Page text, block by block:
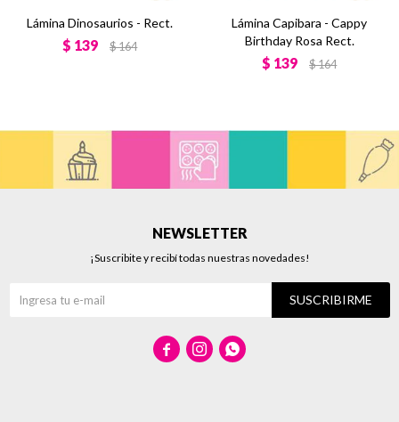
Lámina Dinosaurios - Rect.
$ 139 $164
Lámina Capibara - Cappy
Birthday Rosa Rect.
$ 139 $164
NEWSLETTER
¡Suscribite y recibí todas nuestras novedades!
SUSCRIBIRME
  